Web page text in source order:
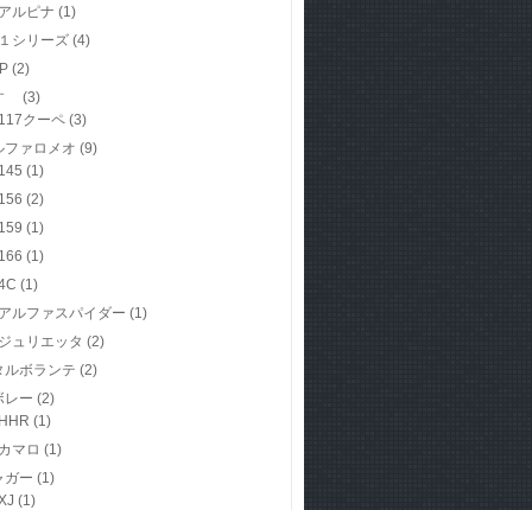
アルピナ (1)
１シリーズ (4)
(2)
(3)
117クーペ (3)
ファロメオ (9)
145 (1)
156 (2)
159 (1)
166 (1)
(1)
アルファスパイダー (1)
ジュリエッタ (2)
ルボランテ (2)
レー (2)
HHR (1)
カマロ (1)
ガー (1)
(1)